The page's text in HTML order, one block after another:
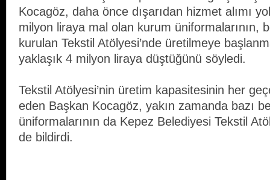
Kocagöz, daha önce dışarıdan hizmet alımı
milyon liraya mal olan kurum üniformalarının,
kurulan Tekstil Atölyesi’nde üretilmeye
yaklaşık 4 milyon liraya düştüğünü söyledi.
Tekstil Atölyesi’nin üretim kapasitesinin her
eden Başkan Kocagöz, yakın zamanda bazı
üniformalarının da Kepez Belediyesi Tekstil
de bildirdi.